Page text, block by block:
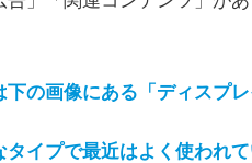
の画像にある「ディスプレ
イプで最近はよく使われて